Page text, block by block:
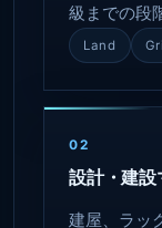
級までの段
Land
02
設計・建設
建屋、ラッ